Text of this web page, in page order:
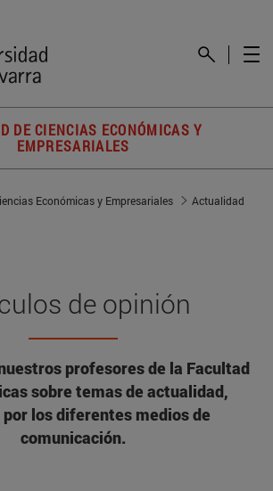
DE CIENCIAS ECONÓMICAS Y
EMPRESARIALES
Económicas y Empresariales
Actualidad
de opinión
profesores de la Facultad
sobre temas de actualidad,
los diferentes medios de
comunicación.